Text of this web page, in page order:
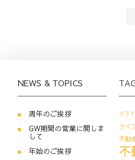
NEWS & TOPICS
周年のご挨拶
GW期間の営業に関しま
して
年始のご挨拶
プラ
ライ
不動
不